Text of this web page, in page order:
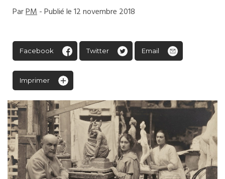
ParPM- Publié le 12 novembre 2018
Facebook Twitter Email
Imprimer